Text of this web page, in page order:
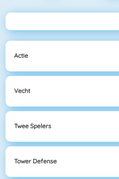
Actie
Vecht
Twee Spelers
Tower Defense